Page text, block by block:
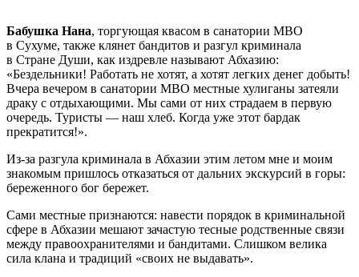
Бабушка Нана, торгующая квасом в санатории МВО
в Сухуме, также клянет бандитов и разгул криминала
в Стране Души, как издревле называют Абхазию:
«Бездельники! Работать не хотят, а хотят легких денег добыть!
Вчера вечером в санатории МВО местные хулиганы затеяли
драку с отдыхающими. Мы сами от них страдаем в первую
очередь. Туристы — наш хлеб. Когда уже этот бардак
прекратится!».
Из-за разгула криминала в Абхазии этим летом мне и моим
знакомым пришлось отказаться от дальних экскурсий в горы:
береженного бог бережет.
Сами местные признаются: навести порядок в криминальной
сфере в Абхазии мешают зачастую тесные родственные связи
между правоохранителями и бандитами. Слишком велика
сила клана и традиций «своих не выдавать».